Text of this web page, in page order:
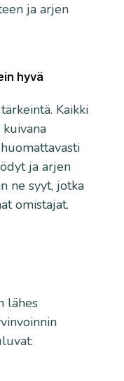
ja arjen
hyvä
Kaikki
ja arjen
ne syyt, jotka
omistajat.
lähes